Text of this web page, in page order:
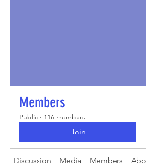
Members
Public · 116 members
Join
Discussion Media Members About